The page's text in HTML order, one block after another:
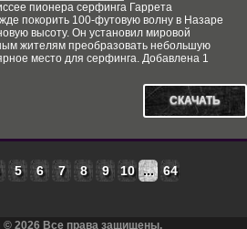
пионера серфинга Гаррета
покорить 100-футовую волну в Назаре
высоту. Он установил мировой
жителям преобразовать небольшую
место для серфинга. Добавлена 1
СКАЧАТЬ
5 6 7 8 9 10 ...
64
© 2026 Все права защищены.